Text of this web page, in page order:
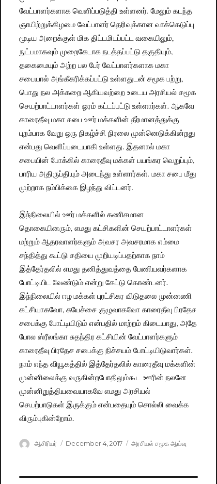
வேட்பாளர்களாக வெளிப்படுத்தி உள்ளனர். மேலும் கடந்த
ஞாயிற்றுக்கிழமை வேட்பாளர் தெரிவுக்கான வாக்கெடுப்பு
மூடிய அறைக்குள் மிக திட்டமிடப்பட்ட வகையிலும்,
நுட்பமாகவும் முறைகேடாக நடத்தப்பட்டு தகுதியும்,
தகைமையும் அற்ற பல பேர் வேட்பாளர்களாக மகா
சபையால் அங்கீகரிக்கப்பட்டு உள்ளதுடன் சமூக பற்று,
பொது நல அக்கறை ஆகியவற்றை உடைய அரசியல் சமூக
செயற்பாட்டாளர்கள் ஓரம் கட்டப்பட்டு உள்ளார்கள். ஆகவே
காரைதீவு மகா சபை ஊர் மக்களின் தீர்மானத்துக்கு
புறம்பாக வேறு ஒரு நிகழ்ச்சி நிரலை முன்னெடுக்கின்றது
என்பது வெளிப்படையாகி உள்ளது. இதனால் மகா
சபையின் போக்கில் காரைதீவு மக்கள் பயங்கர வெறுப்பும்,
பாரிய அதிருப்தியும் அடைந்து உள்ளார்கள். மகா சபை மீது
முற்றாக நம்பிக்கை இழந்து விட்டனர்.
இந்நிலையில் ஊர் மக்களில் கணிசமான
தொகையினரும், எமது கட்சிகளின் செயற்பாட்டாளர்கள்
மற்றும் ஆதரவாளர்களும் அவசர அவசரமாக எம்மை
சந்தித்து கூட்டு சதியை முறியடிப்பதற்காக நாம்
இத்தேர்தலில் எமது தனித்துவத்தை பேணியவர்களாக
போட்டியிட வேண்டும் என்று கேட்டு கொண்டனர்.
இந்நிலையில் ஈழ மக்கள் புரட்சிகர விடுதலை முன்னணி
கட்சியாகவோ, சுயேச்சை குழுவாகவோ காரைதீவு பிரதேச
சபைக்கு போட்டியிடும் என்பதில் மாற்றம் கிடையாது, அதே
போல ஸ்ரீலங்கா சுதந்திர கட்சியின் வேட்பாளர்களும்
காரைதீவு பிரதேச சபைக்கு நிச்சயம் போட்டியிடுவார்கள்.
நாம் எந்த வியூகத்தில் இத்தேர்தலில் காரைதீவு மக்களின்
முன்னிலைக்கு வருகின்றபோதிலும்கூட ஊரின் நலனே
முன்னிறுத்தியவையாகவே எமது அரசியல்
செயற்பாடுகள் இருக்கும் என்பதையும் சொல்லி வைக்க
விரும்புகின்றோம்.
Author
ஆசிரியர்
Posted
December 4, 2017 Categories
அரசியல் சமூக ஆய்வு